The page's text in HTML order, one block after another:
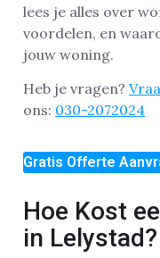
lees je alles over
voordelen, en
jouw woning.
Heb je vragen?
ons: 030-2072024
Gratis Offerte
Hoe Kost
in Lelystad?